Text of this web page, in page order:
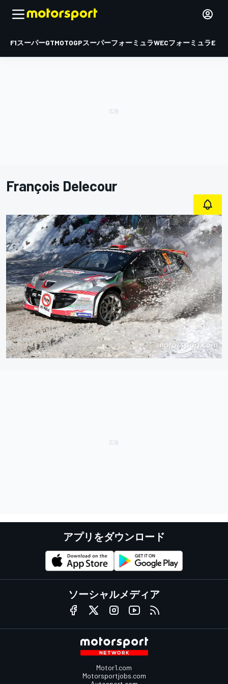
F1スーパーGTMOTOGPスーパーフォーミュラWECフォーミュラE
François Delecour
アプリをダウンロード
ソーシャルメディア
Motor1.com
Motorsportjobs.com